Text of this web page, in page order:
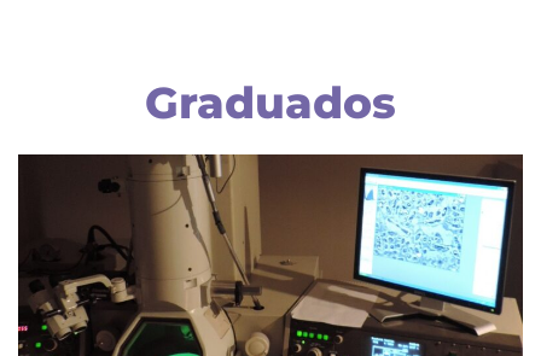
REPRODUCTIVA DE LA MUJER
Graduados